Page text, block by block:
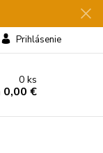
Prihlásenie
0ks
0,00 €